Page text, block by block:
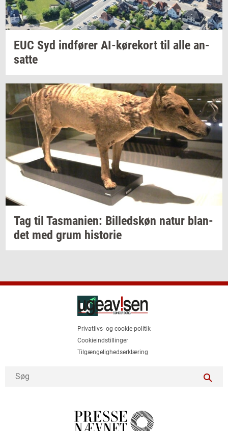
EUC Syd ind­fø­rer AI-​kørekort til alle an­
sat­te
Tag til Tas­ma­ni­en: Bil­leds­køn natur blan­
det med grum hi­sto­rie
Privatlivs- og cookie-politik
Cookieindstillinger
Tilgængelighedserklæring